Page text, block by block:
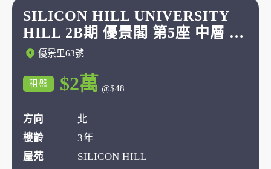
SILICON HILL UNIVERSITY
HILL 2B期 優景閣 第5座 中層 A8
室 優景里63號
租盤 $2萬 @$48
方向
北
樓齡
3年
屋苑
SILICON HILL